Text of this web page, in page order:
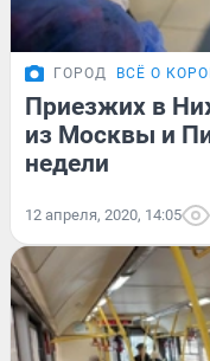
ГОРОД ВСЁ О
Приезжих в
из Москвы и
недели
12 апреля, 2020, 14:05